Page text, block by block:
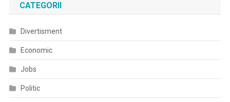
CATEGORII
Divertisment
Economic
Jobs
Politic